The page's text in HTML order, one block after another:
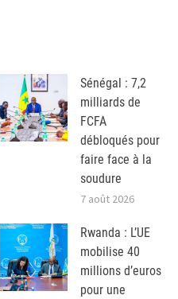
Sénégal : 7,2
milliards de
FCFA
débloqués pour
faire face à la
soudure
7 août 2026
Rwanda : L’UE
mobilise 40
millions d’euros
pour une